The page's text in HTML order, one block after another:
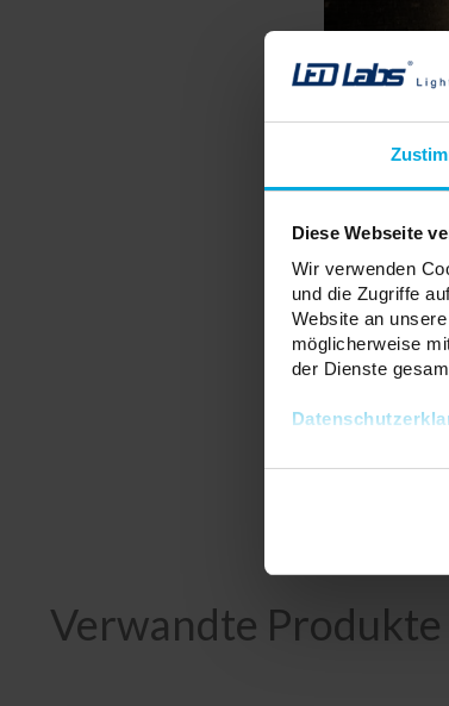
Diese Webseite
Wir verwenden
und die Zugriffe
Website an
möglicherweise
der Dienste
LED Netzteile
Verwandte Produkte